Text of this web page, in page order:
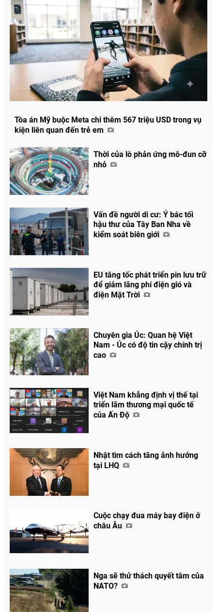
Tòa án Mỹ buộc Meta chi thêm 567 triệu USD trong vụ
kiện liên quan đến trẻ em
Thời của lò phản ứng mô-đun cỡ
nhỏ
Vấn đề người di cư: Ý bác tối
hậu thư của Tây Ban Nha về
kiểm soát biên giới
EU tăng tốc phát triển pin lưu trữ
để giảm lãng phí điện gió và
điện Mặt Trời
Chuyên gia Úc: Quan hệ Việt
Nam - Úc có độ tin cậy chính trị
cao
Việt Nam khẳng định vị thế tại
triển lãm thương mại quốc tế
của Ấn Độ
Nhật tìm cách tăng ảnh hưởng
tại LHQ
Cuộc chạy đua máy bay điện ở
châu Âu
Nga sẽ thử thách quyết tâm của
NATO?